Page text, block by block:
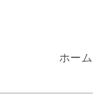
ホーム